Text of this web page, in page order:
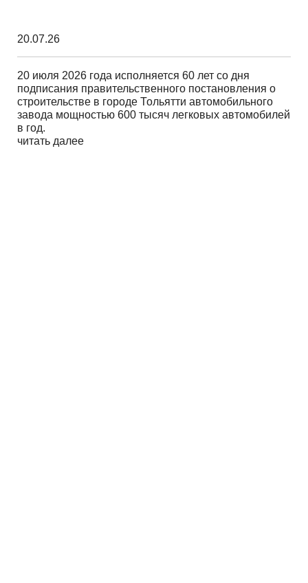
20.07.26
20 июля 2026 года исполняется 60 лет со дня
подписания правительственного постановления о
строительстве в городе Тольятти автомобильного
завода мощностью 600 тысяч легковых автомобилей
в год.
читать далее